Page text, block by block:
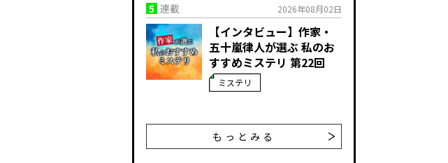
5 連載 2026年08月02日
【インタビュー】作家・
五十嵐律人が選ぶ 私のお
すすめミステリ 第22回
ミステリ
もっとみる